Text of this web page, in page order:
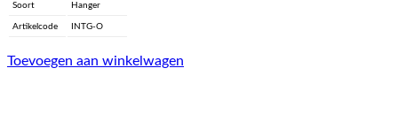
Soort Hanger
Artikelcode INTG-O
Toevoegen aan winkelwagen